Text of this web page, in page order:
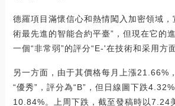
德羅項目滿懷信心和熱情闖入加密領域，
術最先進的智能合約平臺”，但現在它的
一個“非常弱”的評分“E-'在技術和采用方面
另一方面，由于其價格每月上漲21.66%
“優秀”，評分為“B”，但日線圖下跌
10.84%。上周下跌，截至發稿時以7.24